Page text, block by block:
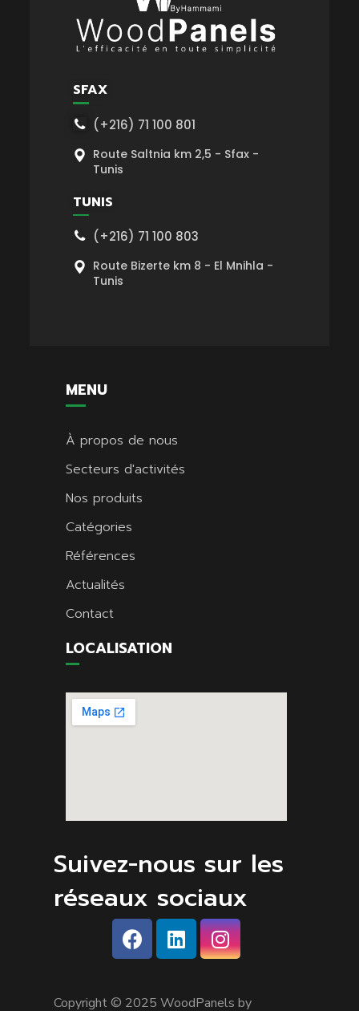
SFAX
(+216) 71 100 801
Route Saltnia km 2,5 - Sfax -
Tunis
TUNIS
(+216) 71 100 803
Route Bizerte km 8 - El Mnihla -
Tunis
MENU
À propos de nous
Secteurs d'activités
Nos produits
Catégories
Références
Actualités
Contact
LOCALISATION
Suivez-nous sur les
réseaux sociaux
Copyright © 2025 WoodPanels by